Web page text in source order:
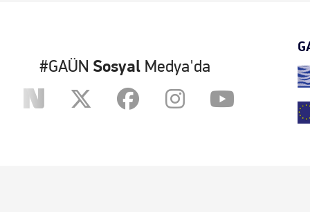
#GAÜN SosyalMedya'da